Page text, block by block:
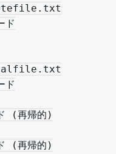
ド
ド
(再帰的)
(再帰的)